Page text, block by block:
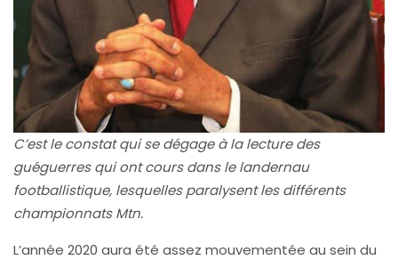
C’est le constat qui se dégage à la lecture des
guéguerres qui ont cours dans le landernau
footballistique, lesquelles paralysent les différents
championnats Mtn.
L’année 2020 aura été assez mouvementée au sein du